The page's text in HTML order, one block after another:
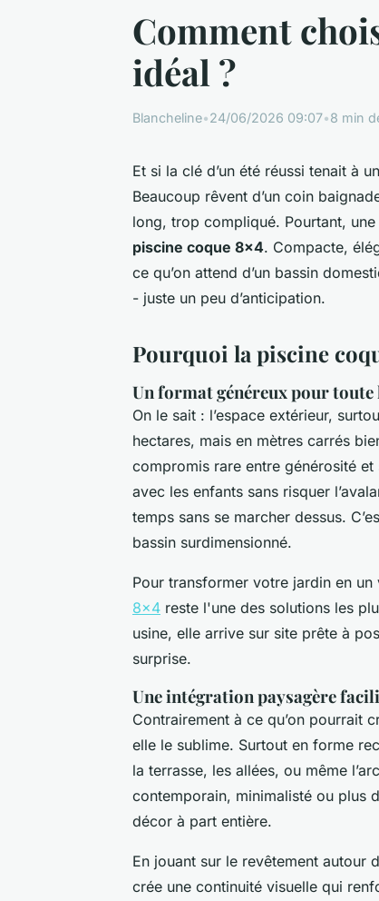
Comment
idéal ?
Blancheline•24/06/2026 09:07•8 min
Et si la clé d’un été réussi tenait à
Beaucoup rêvent d’un coin
long, trop compliqué. Pourtant,
piscine coque 8x4. Compacte,
ce qu’on attend d’un bassin
- juste un peu d’anticipation.
Pourquoi la piscine
Un format généreux pour
On le sait : l’espace extérieur,
hectares, mais en mètres carrés
compromis rare entre générosité
avec les enfants sans risquer
temps sans se marcher dessus.
bassin surdimensionné.
Pour transformer votre jardin en
8x4 reste l'une des solutions les
usine, elle arrive sur site prête à
surprise.
Une intégration paysagère
Contrairement à ce qu’on pourrait
elle le sublime. Surtout en forme
la terrasse, les allées, ou même
contemporain, minimalisté ou plus
décor à part entière.
En jouant sur le revêtement autour
crée une continuité visuelle qui